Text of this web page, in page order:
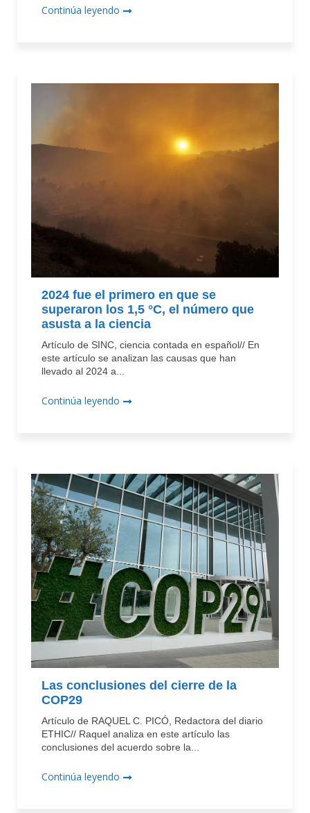
Continúa leyendo
2024 fue el primero en que se
superaron los 1,5 °C, el número que
asusta a la ciencia
Artículo de SINC, ciencia contada en español// En
este artículo se analizan las causas que han
llevado al 2024 a...
Continúa leyendo
Las conclusiones del cierre de la
COP29
Artículo de RAQUEL C. PICÓ, Redactora del diario
ETHIC// Raquel analiza en este artículo las
conclusiones del acuerdo sobre la...
Continúa leyendo